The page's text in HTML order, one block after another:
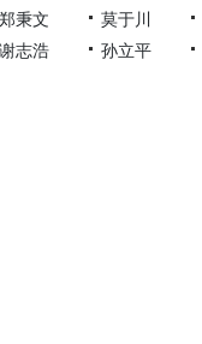
郑秉文
莫于川
谢志浩
孙立平